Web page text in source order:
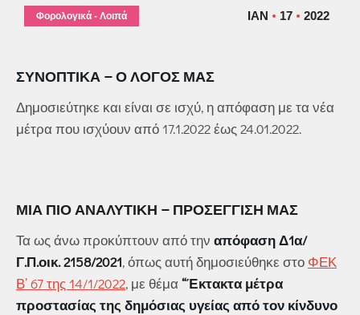
ΙΑΝ 17 2022
Φορολογικά - Λοιπά
ΣΥΝΟΠΤΙΚΆ – Ο ΛΌΓΟΣ ΜΑΣ
Δημοσιεύτηκε και είναι σε ισχύ, η απόφαση με τα νέα
μέτρα που ισχύουν από 17.1.2022 έως 24.01.2022.
ΜΙΑ ΠΙΟ ΑΝΑΛΥΤΙΚΉ – ΠΡΟΣΈΓΓΙΣΉ ΜΑΣ
Τα ως άνω προκύπτουν από την απόφαση Δ1α/
Γ.Π.οικ. 2158/2021, όπως αυτή δημοσιεύθηκε στο ΦΕΚ
Β’ 67 της 14/1/2022, με θέμα “Έκτακτα μέτρα
προστασίας της δημόσιας υγείας από τον κίνδυνο